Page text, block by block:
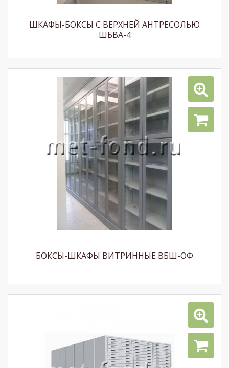
ШКАФЫ-БОКСЫ С ВЕРХНЕЙ АНТРЕСОЛЬЮ
ШБВА-4
БОКСЫ-ШКАФЫ ВИТРИННЫЕ ВБШ-ОФ